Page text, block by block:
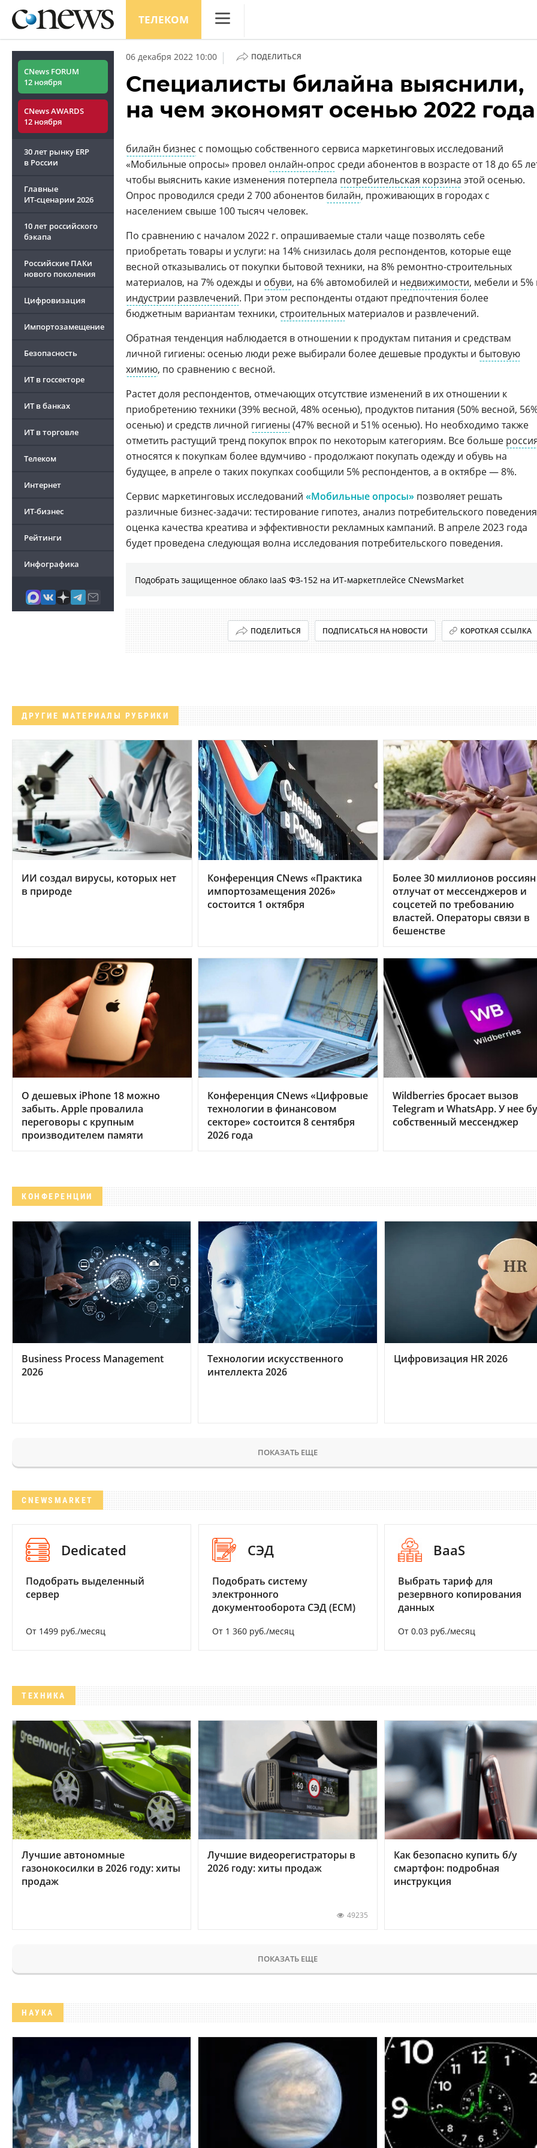
ТЕЛЕКОМ
Аналитика
Конференции
Маркет
ТВ
CNews FORUM
12 ноября
CNews AWARDS
12 ноября
30 лет рынку ERP
в России
Главные
ИТ-сценарии 2026
10 лет российского
бэкапа
Российские ПАКи
нового поколения
Цифровизация
Импортозамещение
Безопасность
ИТ в госсекторе
ИТ в банках
ИТ в торговле
Телеком
Интернет
ИТ-бизнес
Рейтинги
Инфографика
06 декабря 2022 10:00 | ПОДЕЛИТЬСЯ
Специалисты билайна выяснили,
на чем экономят осенью 2022 года
билайн бизнес с помощью собственного сервиса маркетинговых исследований
«Мобильные опросы» провел онлайн-опрос среди абонентов в возрасте от 18 до 65
чтобы выяснить какие изменения потерпела потребительская корзина этой осенью.
Опрос проводился среди 2 700 абонентов билайн, проживающих в городах с
населением свыше 100 тысяч человек.
По сравнению с началом 2022 г. опрашиваемые стали чаще позволять себе
приобретать товары и услуги: на 14% снизилась доля респондентов, которые еще
весной отказывались от покупки бытовой техники, на 8% ремонтно-строительных
материалов, на 7% одежды и обуви, на 6% автомобилей и недвижимости, мебели и 5%
индустрии развлечений. При этом респонденты отдают предпочтения более
бюджетным вариантам техники, строительных материалов и развлечений.
Обратная тенденция наблюдается в отношении к продуктам питания и средствам
личной гигиены: осенью люди реже выбирали более дешевые продукты и бытовую
химию, по сравнению с весной.
Растет доля респондентов, отмечающих отсутствие изменений в их отношении к
приобретению техники (39% весной, 48% осенью), продуктов питания (50% весной,
осенью) и средств личной гигиены (47% весной и 51% осенью). Но необходимо также
отметить растущий тренд покупок впрок по некоторым категориям. Все больше
относятся к покупкам более вдумчиво - продолжают покупать одежду и обувь на
будущее, в апреле о таких покупках сообщили 5% респондентов, а в октябре — 8%.
Сервис маркетинговых исследований «Мобильные опросы» позволяет решать
различные бизнес-задачи: тестирование гипотез, анализ потребительского
оценка качества креатива и эффективности рекламных кампаний. В апреле 2023 года
будет проведена следующая волна исследования потребительского поведения.
Подобрать защищенное облако IaaS ФЗ-152 на ИТ-маркетплейсе CNewsMarket
ПОДЕЛИТЬСЯ ПОДПИСАТЬСЯ НА НОВОСТИ КОРОТКАЯ ССЫЛКА
ДРУГИЕ МАТЕРИАЛЫ РУБРИКИ
ИИ создал вирусы, которых нет
в природе
Конференция CNews «Практика
импортозамещения 2026»
состоится 1 октября
Более 30 миллионов россиян
отлучат от мессенджеров и
соцсетей по требованию
властей. Операторы связи в
бешенстве
О дешевых iPhone 18 можно
забыть. Apple провалила
переговоры с крупным
производителем памяти
Конференция CNews «Цифровые
технологии в финансовом
секторе» состоится 8 сентября
2026 года
Wildberries бросает вызов
Telegram и WhatsApp. У нее
собственный мессенджер
КОНФЕРЕНЦИИ
Business Process Management
2026
Технологии искусственного
интеллекта 2026
Цифровизация HR 2026
ПОКАЗАТЬ ЕЩЕ
CNEWSMARKET
Dedicated
Подобрать выделенный
сервер
От 1499 руб./месяц
СЭД
Подобрать систему
электронного
документооборота СЭД (ECM)
От 1 360 руб./месяц
BaaS
Выбрать тариф для
резервного копирования
данных
От 0.03 руб./месяц
ТЕХНИКА
Лучшие автономные
газонокосилки в 2026 году: хиты
продаж
Лучшие видеорегистраторы в
2026 году: хиты продаж
49235
Как безопасно купить б/у
смартфон: подробная
инструкция
ПОКАЗАТЬ ЕЩЕ
НАУКА